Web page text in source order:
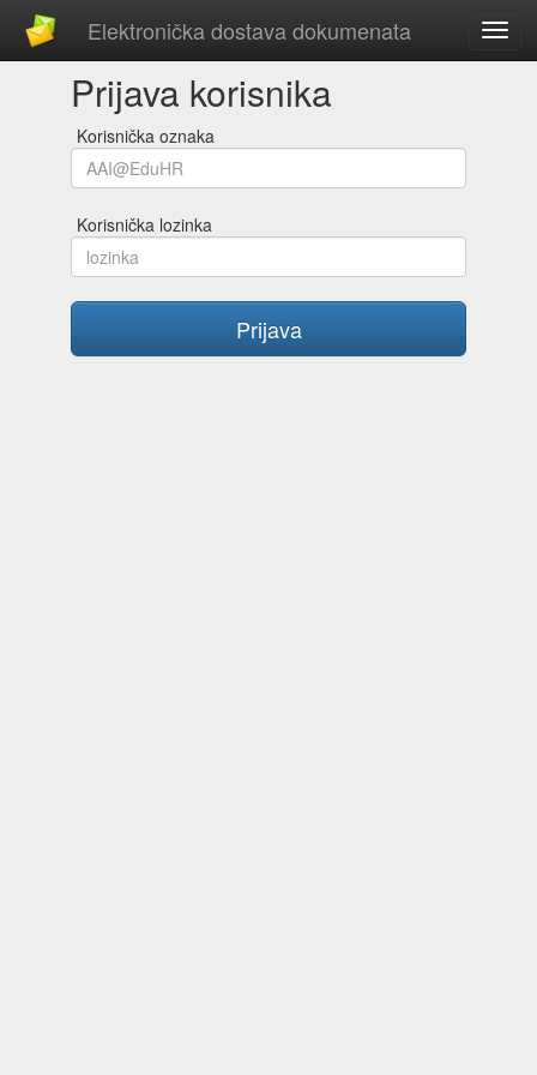
Elektronička dostava dokumenata
Prijava korisnika
Korisnička oznaka
Korisnička lozinka